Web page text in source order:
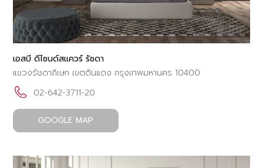
เอสบี ดีไซนด์สแควร์ รัชดา
แขวงรัชดาภิเษก เขตดินแดง กรุงเทพมหานคร 10400
02-642-3711-20
GOOGLE MAP